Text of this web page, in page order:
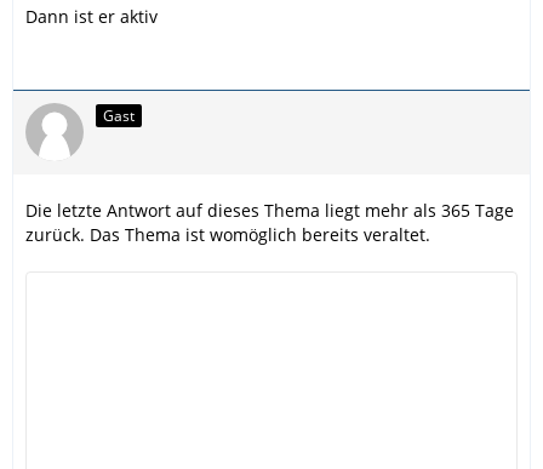
Dann ist er aktiv
Gast
Die letzte Antwort auf dieses Thema liegt mehr als 365 Tage
zurück. Das Thema ist womöglich bereits veraltet.